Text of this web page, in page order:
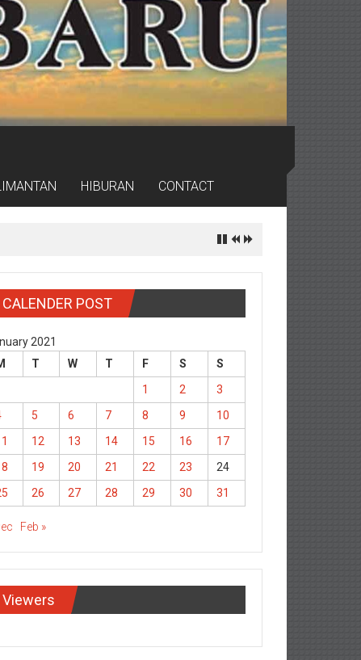
HIBURAN CONTACT
CALENDER POST
2021
T W T F S
S
1
2
3
5 6 7 8 9
10
12 13 14 15 16
17
19 20 21 22 23
24
26 27 28 29 30 31
Feb »
Viewers